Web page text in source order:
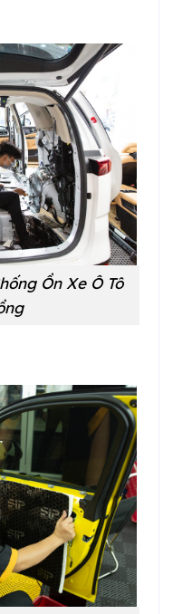
Ồn Xe Ô Tô